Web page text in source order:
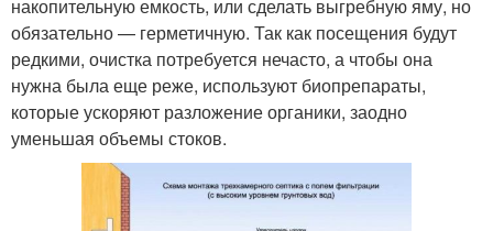
накопительную емкость, или сделать выгребную яму, но
обязательно — герметичную. Так как посещения будут
редкими, очистка потребуется нечасто, а чтобы она
нужна была еще реже, используют биопрепараты,
которые ускоряют разложение органики, заодно
уменьшая объемы стоков.